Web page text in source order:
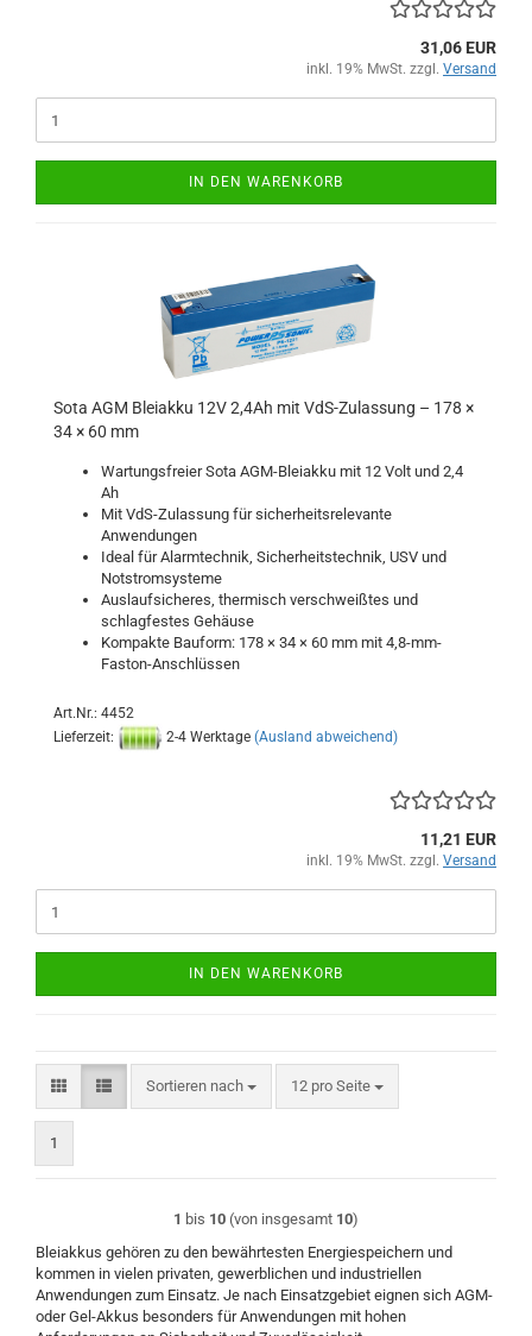
31,06 EUR
inkl. 19% MwSt. zzgl. Versand
IN DEN WARENKORB
Sota AGM Bleiakku 12V 2,4Ah mit VdS-Zulassung – 178 ×
34 × 60 mm
Wartungsfreier Sota AGM-Bleiakku mit 12 Volt und 2,4
Ah
Mit VdS-Zulassung für sicherheitsrelevante
Anwendungen
Ideal für Alarmtechnik, Sicherheitstechnik, USV und
Notstromsysteme
Auslaufsicheres, thermisch verschweißtes und
schlagfestes Gehäuse
Kompakte Bauform: 178 × 34 × 60 mm mit 4,8-mm-
Faston-Anschlüssen
Art.Nr.: 4452
Lieferzeit:
2-4 Werktage (Ausland abweichend)
11,21 EUR
inkl. 19% MwSt. zzgl. Versand
IN DEN WARENKORB
Sortieren nach
Sortieren nach 12 pro Seite
pro Seite
1
1 bis 10 (von insgesamt 10)
Bleiakkus gehören zu den bewährtesten Energiespeichern und
kommen in vielen privaten, gewerblichen und industriellen
Anwendungen zum Einsatz. Je nach Einsatzgebiet eignen sich AGM-
oder Gel-Akkus besonders für Anwendungen mit hohen